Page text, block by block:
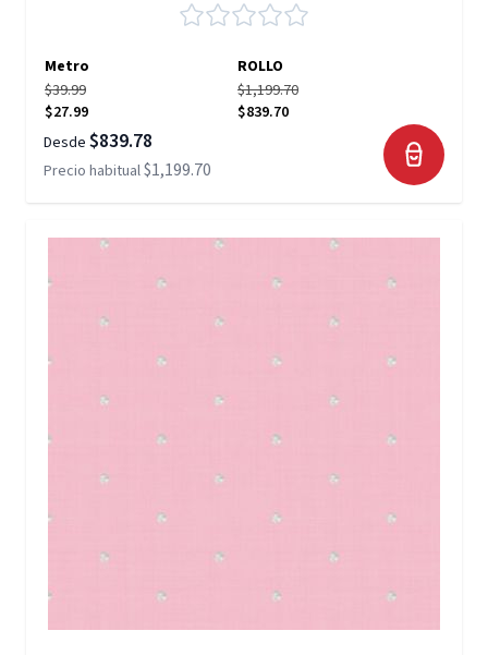
Metro
ROLLO
$39.99
$27.99
$1,199.70
$839.70
Desde $839.78
Precio habitual$1,199.70